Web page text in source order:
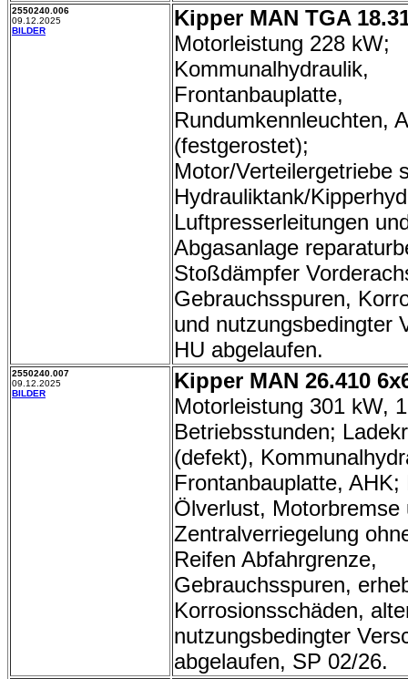
2550240.006
09.12.2025
BILDER
Kipper MAN TGA
Motorleistung 228 kW;
Kommunalhydraulik,
Frontanbauplatte,
Rundumkennleuchten,
(festgerostet);
Motor/Verteilergetriebe
Hydrauliktank/
Luftpresserleitungen
Abgasanlage
Stoßdämpfer
Gebrauchsspuren,
und nutzungsbedingter
HU abgelaufen.
2550240.007
09.12.2025
BILDER
Kipper MAN 26.410
Motorleistung 301 kW,
Betriebsstunden;
(defekt),
Frontanbauplatte, AHK;
Ölverlust, Motorbremse
Zentralverriegelung
Reifen Abfahrgrenze,
Gebrauchsspuren,
Korrosionsschäden,
nutzungsbedingter
abgelaufen, SP 02/26.